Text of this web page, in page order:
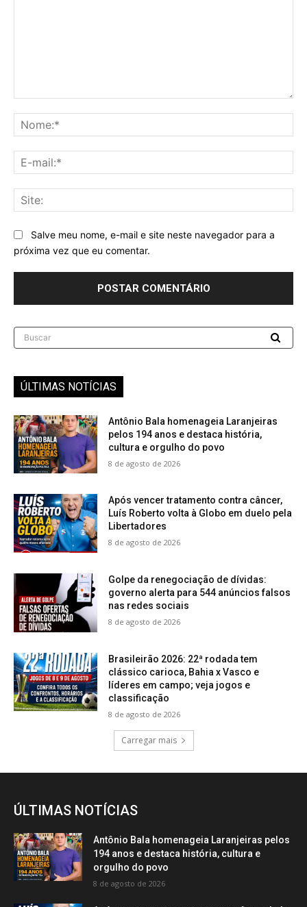
Salve meu nome, e-mail e site neste navegador para a
próxima vez que eu comentar.
Buscar
ÚLTIMAS NOTÍCIAS
Antônio Bala homenageia Laranjeiras
pelos 194 anos e destaca história,
cultura e orgulho do povo
8 de agosto de 2026
Após vencer tratamento contra câncer,
Luís Roberto volta à Globo em duelo pela
Libertadores
8 de agosto de 2026
Golpe da renegociação de dívidas:
governo alerta para 544 anúncios falsos
nas redes sociais
8 de agosto de 2026
Brasileirão 2026: 22ª rodada tem
clássico carioca, Bahia x Vasco e
líderes em campo; veja jogos e
classificação
8 de agosto de 2026
Carregar mais
ÚLTIMAS NOTÍCIAS
Antônio Bala homenageia Laranjeiras pelos
194 anos e destaca história, cultura e
orgulho do povo
8 de agosto de 2026